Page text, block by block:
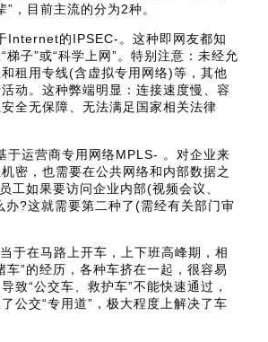
”，目前主流的分为2种。
Internet的IPSEC-。这种即网友都知
梯子”或“科学上网”。特别注意：未经允
租用专线(含虚拟专用网络)等，其他
动。这种弊端明显：连接速度慢、容
全无保障、无法满足国家相关法律
于运营商专用网络MPLS- 。对企业来
密，也需要在公共网络和内部数据之
工如果要访问企业内部(视频会议、
?这就需要第二种了(需经有关部门审
于在马路上开车，上下班高峰期，相
车”的经历，各种车挤在一起，很容易
致“公交车、救护车”不能快速通过，
公交“专用道”，极大程度上解决了车